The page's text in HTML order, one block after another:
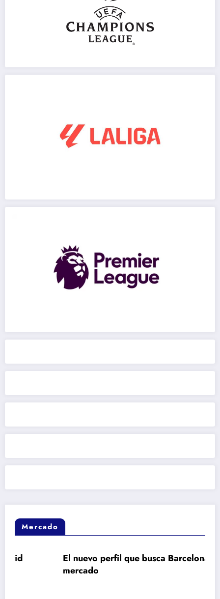
Mercado
El nuevo perfil que busca Barcelona en el